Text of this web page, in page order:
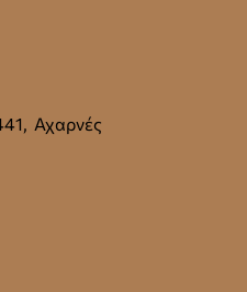
Αχαρνές